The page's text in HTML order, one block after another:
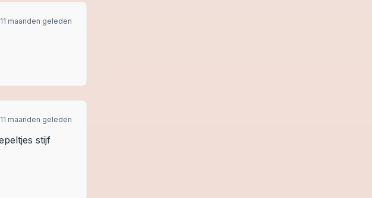
11 maanden geleden
11 maanden geleden
stijf